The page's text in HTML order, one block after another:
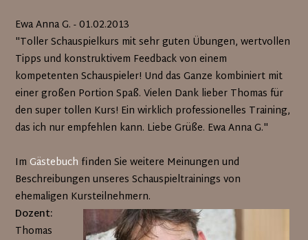
Ewa Anna G. - 01.02.2013
"Toller Schauspielkurs mit sehr guten Übungen, wertvollen
Tipps und konstruktivem Feedback von einem
kompetenten Schauspieler! Und das Ganze kombiniert mit
einer großen Portion Spaß. Vielen Dank lieber Thomas für
den super tollen Kurs! Ein wirklich professionelles Training,
das ich nur empfehlen kann. Liebe Grüße. Ewa Anna G."
ImGästebuch finden Sie weitere Meinungen und
Beschreibungen unseres Schauspieltrainings von
ehemaligen Kursteilnehmern.
Dozent:
Thomas